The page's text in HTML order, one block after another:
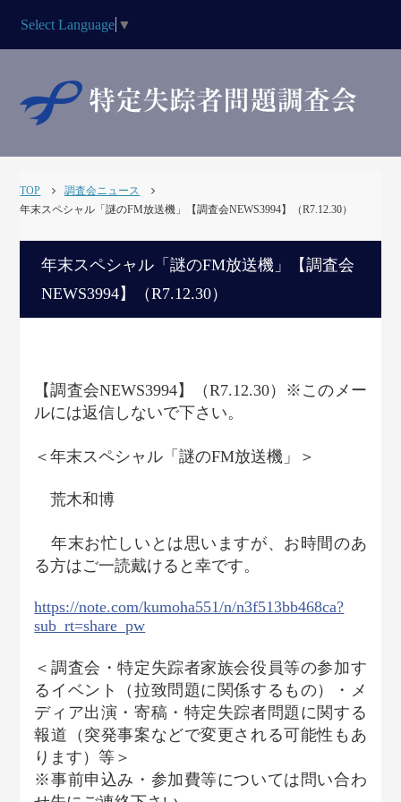
Select Language ▼
TOP
調査会ニュース
年末スペシャル「謎のFM放送機」【調査会NEWS3994】（R7.12.30）
年末スペシャル「謎のFM放送機」【調査会
NEWS3994】（R7.12.30）
【調査会NEWS3994】（R7.12.30）※このメー
ルには返信しないで下さい。
＜年末スペシャル「謎のFM放送機」＞
荒木和博
年末お忙しいとは思いますが、お時間のあ
る方はご一読戴けると幸です。
https://note.com/kumoha551/n/n3f513bb468ca?
sub_rt=share_pw
＜調査会・特定失踪者家族会役員等の参加す
るイベント（拉致問題に関係するもの）・メ
ディア出演・寄稿・特定失踪者問題に関する
報道（突発事案などで変更される可能性もあ
ります）等＞
※事前申込み・参加費等については問い合わ